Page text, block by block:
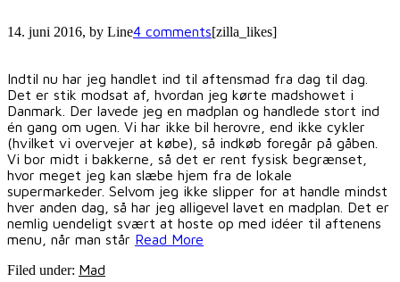
14. juni 2016, by Line4 comments[zilla_likes]
Indtil nu har jeg handlet ind til aftensmad fra dag til dag.
Det er stik modsat af, hvordan jeg kørte madshowet i
Danmark. Der lavede jeg en madplan og handlede stort ind
én gang om ugen. Vi har ikke bil herovre, end ikke cykler
(hvilket vi overvejer at købe), så indkøb foregår på gåben.
Vi bor midt i bakkerne, så det er rent fysisk begrænset,
hvor meget jeg kan slæbe hjem fra de lokale
supermarkeder. Selvom jeg ikke slipper for at handle mindst
hver anden dag, så har jeg alligevel lavet en madplan. Det er
nemlig uendeligt svært at hoste op med idéer til aftenens
menu, når man står Read More
Filed under: Mad